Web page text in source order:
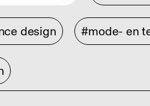
design #mode- en